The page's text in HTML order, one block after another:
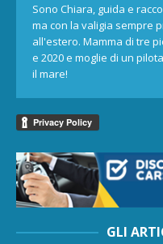
Sono Chiara, guida e
ma con la valigia sempre
all'estero. Mamma di tre
e 2020 e moglie di un
il mare!
GLI